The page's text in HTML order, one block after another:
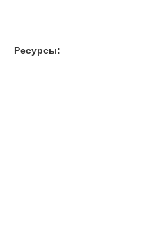
Ресурсы: